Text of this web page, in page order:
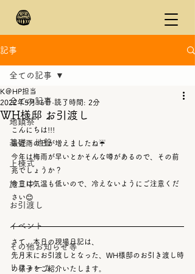
記事
全ての記事
地鎮祭
基礎・地盤
上棟式
施工中
お引渡し
イベント
その他お知らせ等
リフォーム
全ての記事
WH様邸 お引渡し
K＠HP担当
2022年5月16日 読了時間: 2分
こんにちは!!!
最近雨の日が増えましたね☔
今年は梅雨が早いとかそんな噂があるので、その前
兆でしょうか？
今日は気温も低いので、冷えないようにご注意くだ
さい😊
さて、本日の現場日記は、
先月末にお引渡しとなった、WH様邸のお引き渡し時
の様子をご紹介いたします。